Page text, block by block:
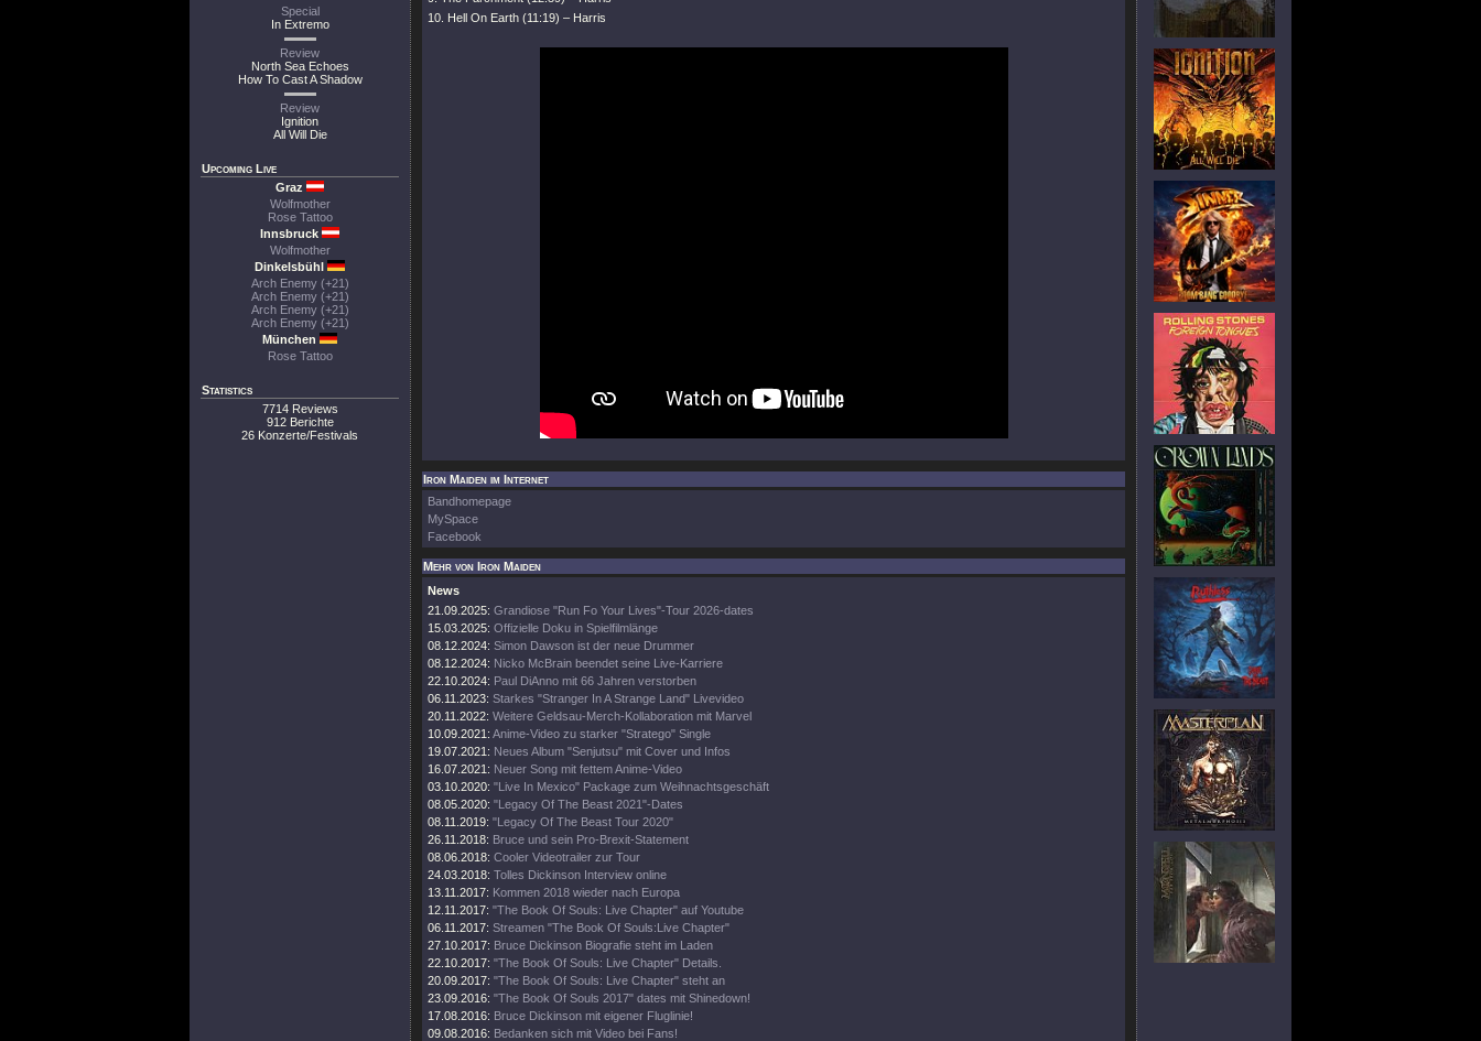
Special
In Extremo
Review
North Sea Echoes
How To Cast A Shadow
Review
Ignition
All Will Die
Upcoming Live
Graz
Wolfmother
Rose Tattoo
Innsbruck
Wolfmother
Dinkelsbühl
Arch Enemy (+21)
Arch Enemy (+21)
Arch Enemy (+21)
Arch Enemy (+21)
München
Rose Tattoo
Statistics
7714 Reviews
912 Berichte
26 Konzerte/Festivals
10. Hell On Earth (11:19) – Harris
Iron Maiden im Internet
Bandhomepage
MySpace
Facebook
Mehr von Iron Maiden
News
21.09.2025: Grandiose "Run Fo Your Lives"-Tour 2026-dates
15.03.2025: Offizielle Doku in Spielfilmlänge
08.12.2024: Simon Dawson ist der neue Drummer
08.12.2024: Nicko McBrain beendet seine Live-Karriere
22.10.2024: Paul DiAnno mit 66 Jahren verstorben
06.11.2023: Starkes "Stranger In A Strange Land" Livevideo
20.11.2022: Weitere Geldsau-Merch-Kollaboration mit Marvel
10.09.2021: Anime-Video zu starker "Stratego" Single
19.07.2021: Neues Album "Senjutsu" mit Cover und Infos
16.07.2021: Neuer Song mit fettem Anime-Video
03.10.2020: "Live In Mexico" Package zum Weihnachtsgeschäft
08.05.2020: "Legacy Of The Beast 2021"-Dates
08.11.2019: "Legacy Of The Beast Tour 2020"
26.11.2018: Bruce und sein Pro-Brexit-Statement
08.06.2018: Cooler Videotrailer zur Tour
24.03.2018: Tolles Dickinson Interview online
13.11.2017: Kommen 2018 wieder nach Europa
12.11.2017: "The Book Of Souls: Live Chapter" auf Youtube
06.11.2017: Streamen "The Book Of Souls:Live Chapter"
27.10.2017: Bruce Dickinson Biografie steht im Laden
22.10.2017: "The Book Of Souls: Live Chapter" Details.
20.09.2017: "The Book Of Souls: Live Chapter" steht an
23.09.2016: "The Book Of Souls 2017" dates mit Shinedown!
17.08.2016: Bruce Dickinson mit eigener Fluglinie!
09.08.2016: Bedanken sich mit Video bei Fans!